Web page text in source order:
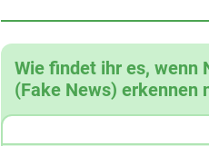
Wie findet ihr es, wenn
(Fake News) erkennen